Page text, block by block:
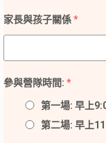
家長與孩子關係*
參與營隊時間: *
第一場: 早上
第二場: 早上